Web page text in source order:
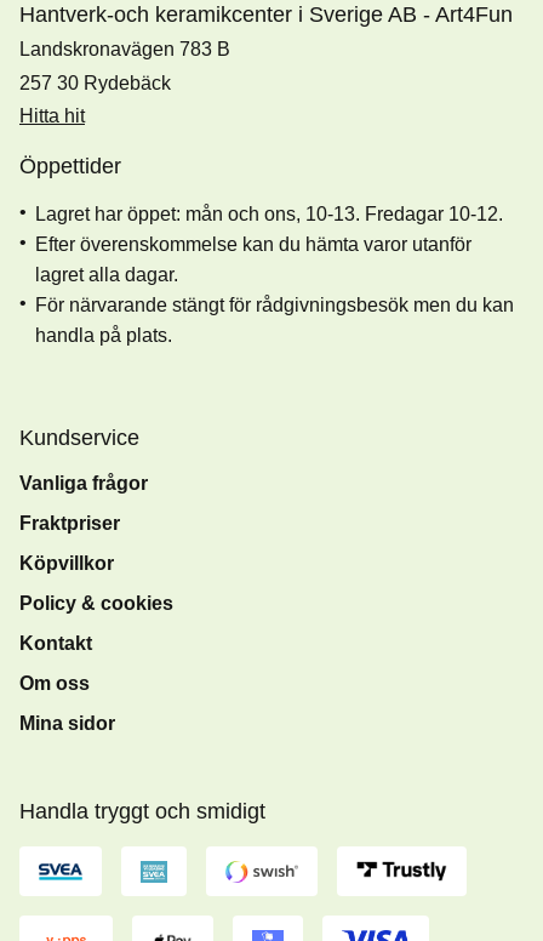
Hantverk-och keramikcenter i Sverige AB - Art4Fun
Landskronavägen 783 B
257 30 Rydebäck
Hitta hit
Öppettider
Lagret har öppet: mån och ons, 10-13. Fredagar 10-12.
Efter överenskommelse kan du hämta varor utanför
lagret alla dagar.
För närvarande stängt för rådgivningsbesök men du kan
handla på plats.
Kundservice
Vanliga frågor
Fraktpriser
Köpvillkor
Policy & cookies
Kontakt
Om oss
Mina sidor
Handla tryggt och smidigt